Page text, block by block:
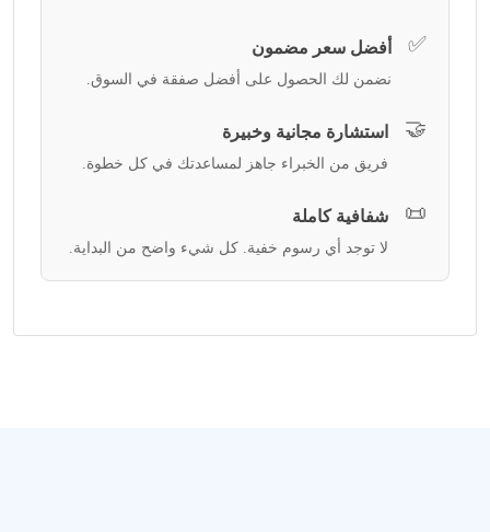
✅ أفضل سعر مضمون
نضمن لك الحصول على أفضل صفقة في السوق.
🤝 استشارة مجانية وخبيرة
فريق من الخبراء جاهز لمساعدتك في كل خطوة.
📜 شفافية كاملة
لا توجد أي رسوم خفية. كل شيء واضح من البداية.